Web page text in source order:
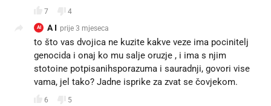
7 4
AI A I prije 3 mjeseca
to što vas dvojica ne kuzite kakve veze ima pocinitelj
genocida i onaj ko mu salje oruzje , i ima s njim
stotoine potpisanihsporazuma i sauradnji, govori vise
vama, jel tako? Jadne isprike za zvat se čovjekom.
6 5